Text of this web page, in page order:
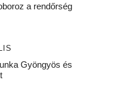
a rendőrség
Gyöngyös és